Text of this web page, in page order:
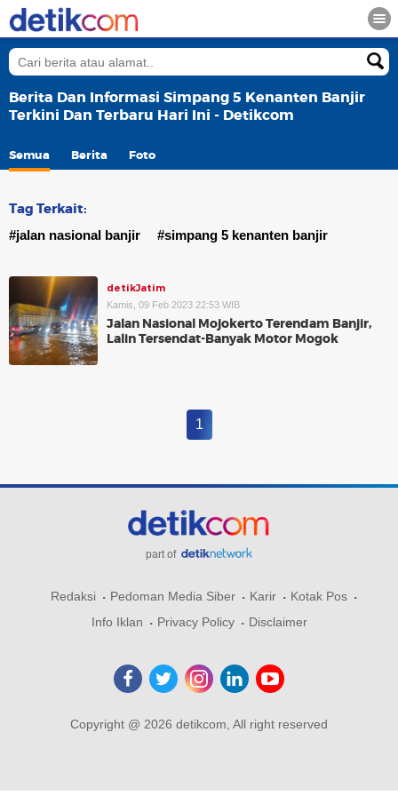
Berita Dan Informasi Simpang 5 Kenanten Banjir
Terkini Dan Terbaru Hari Ini - Detikcom
Semua Berita Foto
Tag Terkait:
#jalan nasional banjir #simpang 5 kenanten banjir
detikJatim
Kamis, 09 Feb 2023 22:53 WIB
Jalan Nasional Mojokerto Terendam Banjir,
Lalin Tersendat-Banyak Motor Mogok
1
part of
Redaksi Pedoman Media Siber Karir
Kotak Pos
Info Iklan
Privacy Policy Disclaimer
Copyright @ 2026 detikcom, All right reserved